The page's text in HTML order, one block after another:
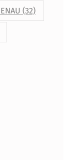
(32)